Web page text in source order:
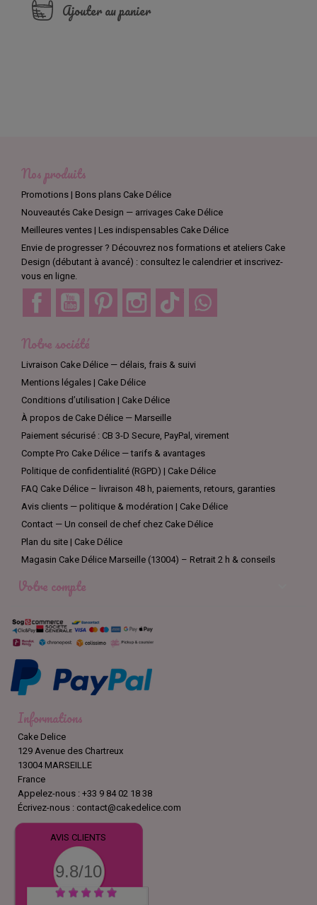
Ajouter au panier
Nos produits
Promotions | Bons plans Cake Délice
Nouveautés Cake Design — arrivages Cake Délice
Meilleures ventes | Les indispensables Cake Délice
Envie de progresser ? Découvrez nos formations et ateliers Cake
Design (débutant à avancé) : consultez le calendrier et inscrivez-
vous en ligne.
Facebook YouTube Pinterest Instagram TikTok
Notre société
Livraison Cake Délice — délais, frais & suivi
Mentions légales | Cake Délice
Conditions d’utilisation | Cake Délice
À propos de Cake Délice — Marseille
Paiement sécurisé : CB 3-D Secure, PayPal, virement
Compte Pro Cake Délice — tarifs & avantages
Politique de confidentialité (RGPD) | Cake Délice
FAQ Cake Délice – livraison 48 h, paiements, retours, garanties
Avis clients — politique & modération | Cake Délice
Contact — Un conseil de chef chez Cake Délice
Plan du site | Cake Délice
Magasin Cake Délice Marseille (13004) – Retrait 2 h & conseils
Votre compte
Informations
Cake Delice
129 Avenue des Chartreux
13004 MARSEILLE
France
Appelez-nous : +33 9 84 02 18 38
Écrivez-nous : contact@cakedelice.com
AVIS CLIENTS
9.8/10